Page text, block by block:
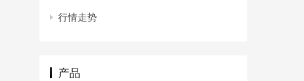
行情走势
产品